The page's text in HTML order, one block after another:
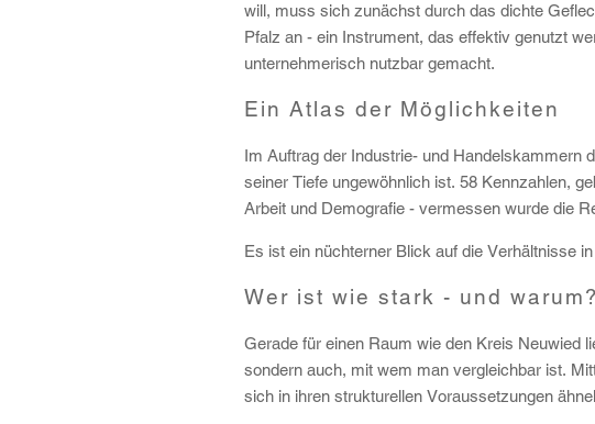
will, muss sich zunächst durch das dichte
Pfalz an - ein Instrument, das effektiv genutzt
unternehmerisch nutzbar gemacht.
Ein Atlas der Möglichkeiten
Im Auftrag der Industrie- und Handelskammern
seiner Tiefe ungewöhnlich ist. 58 Kennzahlen,
Arbeit und Demografie - vermessen wurde die
Es ist ein nüchterner Blick auf die Verhältnisse
Wer ist wie stark - und warum?
Gerade für einen Raum wie den Kreis Neuwied
sondern auch, mit wem man vergleichbar ist.
sich in ihren strukturellen Voraussetzungen